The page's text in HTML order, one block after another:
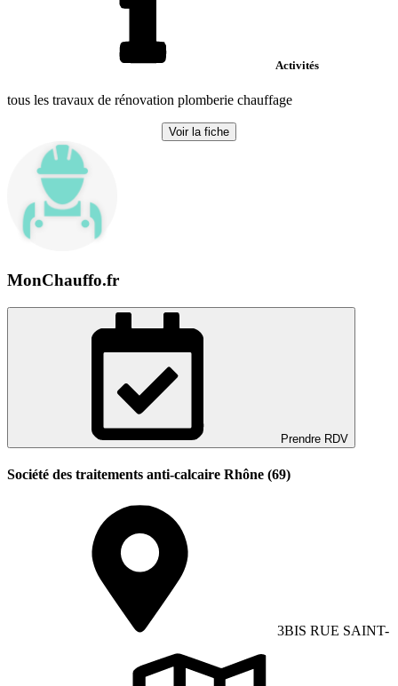
Activités
tous les travaux de rénovation plomberie chauffage
Voir la fiche
MonChauffo.fr
Prendre RDV
Société des traitements anti-calcaire Rhône (69)
3BIS RUE SAINT-